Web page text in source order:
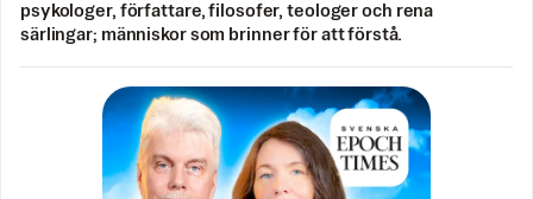
psykologer, författare, filosofer, teologer och rena
särlingar; människor som brinner för att förstå.